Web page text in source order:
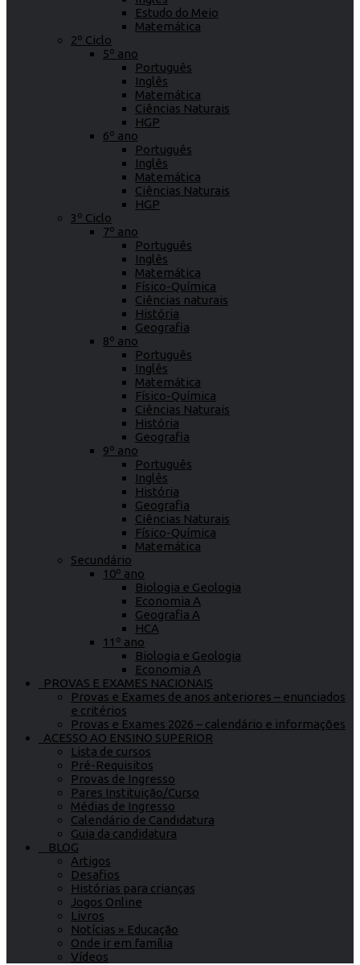
Estudo do Meio
Matemática
2º Ciclo
5º ano
Português
Inglês
Matemática
Ciências Naturais
HGP
6º ano
Português
Inglês
Matemática
Ciências Naturais
HGP
3º Ciclo
7º ano
Português
Inglês
Matemática
Físico-Química
Ciências naturais
História
Geografia
8º ano
Português
Inglês
Matemática
Físico-Química
Ciências Naturais
História
Geografia
9º ano
Português
Inglês
História
Geografia
Ciências Naturais
Físico-Química
Matemática
Secundário
10º ano
Biologia e Geologia
Economia A
Geografia A
HCA
11º ano
Biologia e Geologia
Economia A
PROVAS E EXAMES NACIONAIS
Provas e Exames de anos anteriores – enunciados
e critérios
Provas e Exames 2026 – calendário e informações
ACESSO AO ENSINO SUPERIOR
Lista de cursos
Pré-Requisitos
Provas de Ingresso
Pares Instituição/Curso
Médias de Ingresso
Calendário de Candidatura
Guia da candidatura
BLOG
Artigos
Desafios
Histórias para crianças
Jogos Online
Livros
Notícias » Educação
Onde ir em família
Vídeos